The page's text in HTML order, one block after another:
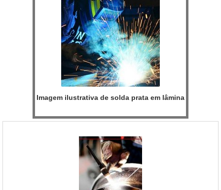
Imagem ilustrativa de solda prata em lâmina